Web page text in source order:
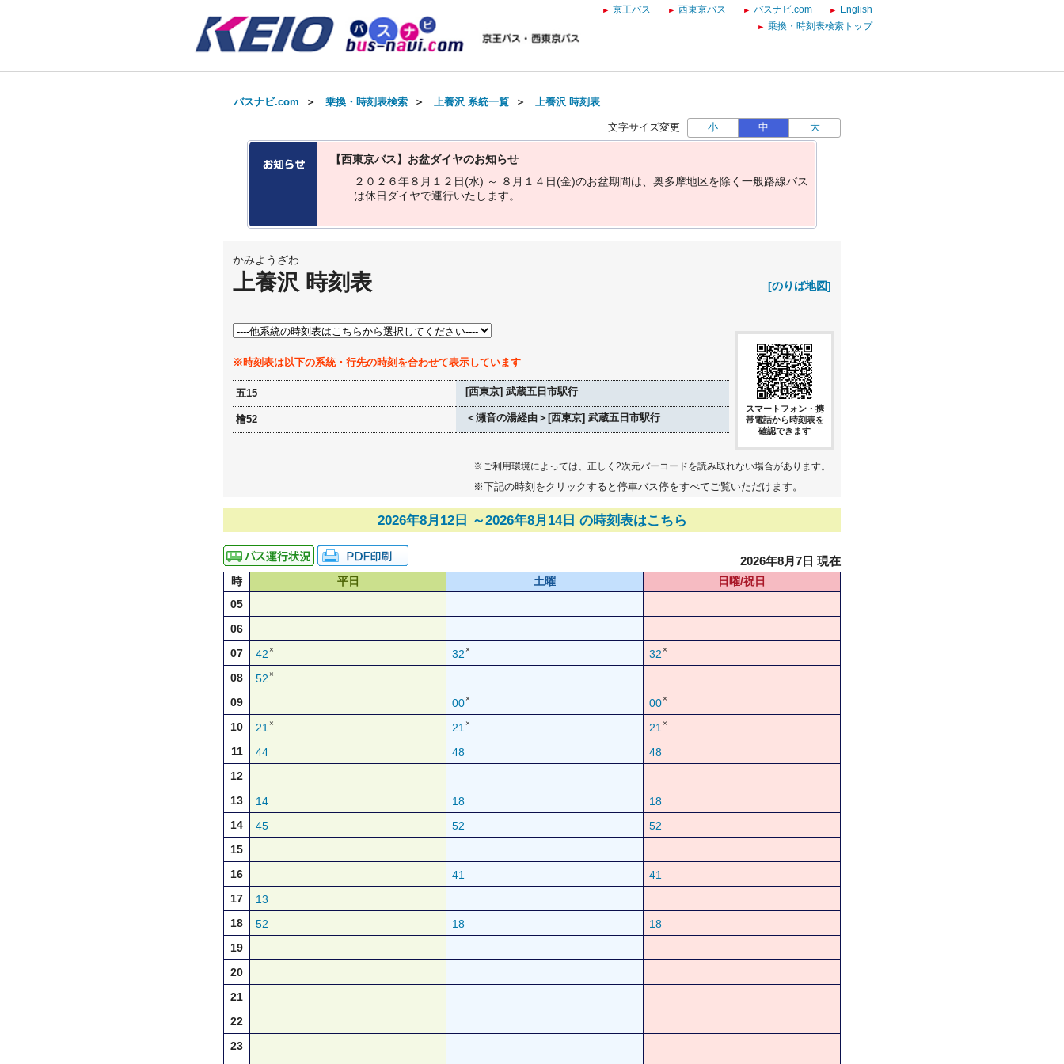
京王バス 西東京バス バスナビ.com
English
乗換・時刻表検索トップ
バスナビ.com ＞ 乗換・時刻表検索 ＞ 上養沢 系統一覧 ＞ 上養沢 時刻表
文字サイズ変更 小 中 大
【西東京バス】お盆ダイヤのお知らせ
２ ０ ２ ６年８ 月 １ ２ 日(水) ～ ８ 月 １ ４ 日(金)のお盆期間は 奥多摩地区を除 く 一般路線バス
は休日 ダイヤで運行いた し ます。
かみようざわ
上養沢 時刻表 [のりば地図]
※時刻表は以下の系統・行先の時刻を合わせて表示しています
五15 [西東京] 武蔵五日市駅行
檜52 ＜瀬音の湯経由＞[西東京] 武蔵五日市駅行
スマートフォン・携
帯電話から時刻表を
確認できます
※ご利用環境によっては、正しく2次元バーコードを読み取れない場合があります。
※下記の時刻をクリックすると停車バス停をすべてご覧いただけます。
2026年8月12日 ～2026年8月14日 の時刻表はこちら
2026年8月7日 現在
時 平日 土曜
日曜/祝日
05
06
07
42 × 32 × 32 ×
08 52 ×
09 00× 00×
10 21 × 21 × 21 ×
11 44 48
48
12
13
14 18
18
14
45 52
52
15
16
41
41
17
13
18
52 18
18
19
20
21
22
23